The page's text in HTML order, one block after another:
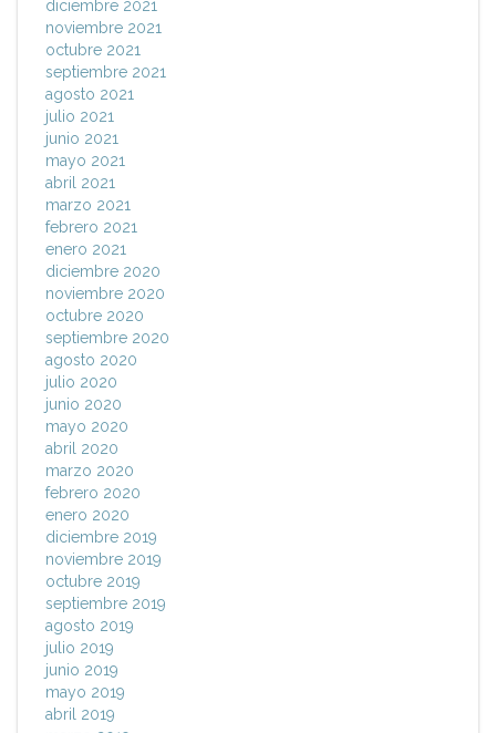
diciembre 2021
noviembre 2021
octubre 2021
septiembre 2021
agosto 2021
julio 2021
junio 2021
mayo 2021
abril 2021
marzo 2021
febrero 2021
enero 2021
diciembre 2020
noviembre 2020
octubre 2020
septiembre 2020
agosto 2020
julio 2020
junio 2020
mayo 2020
abril 2020
marzo 2020
febrero 2020
enero 2020
diciembre 2019
noviembre 2019
octubre 2019
septiembre 2019
agosto 2019
julio 2019
junio 2019
mayo 2019
abril 2019